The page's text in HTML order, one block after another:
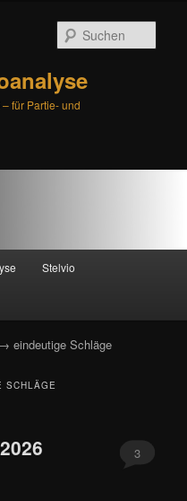
für Partie- und
Stelvio
→ eindeutige Schläge
SCHLÄGE
3